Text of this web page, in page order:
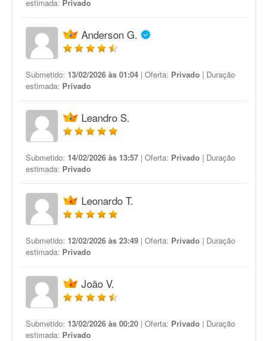
estimada: Privado
Anderson G.
Submetido: 13/02/2026 às 01:04 | Oferta: Privado | Duração
estimada: Privado
Leandro S.
Submetido: 14/02/2026 às 13:57 | Oferta: Privado | Duração
estimada: Privado
Leonardo T.
Submetido: 12/02/2026 às 23:49 | Oferta: Privado | Duração
estimada: Privado
João V.
Submetido: 13/02/2026 às 00:20 | Oferta: Privado | Duração
estimada: Privado